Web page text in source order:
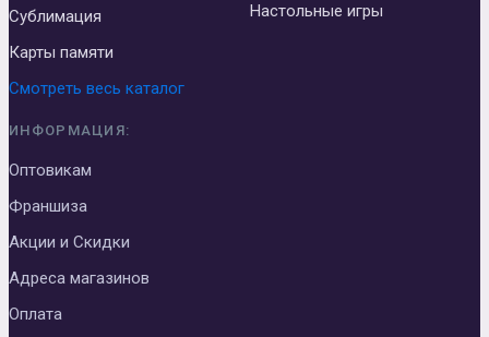
Сублимация
Карты памяти
Настольные игры
Смотреть весь каталог
ИНФОРМАЦИЯ:
Оптовикам
Франшиза
Акции и Скидки
Адреса магазинов
Оплата